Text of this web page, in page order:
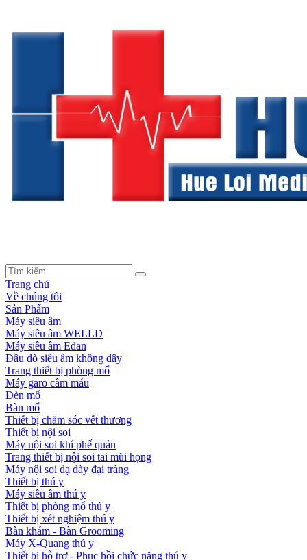
Trang chủ
Về chúng tôi
Sản Phẩm
Máy siêu âm
Máy siêu âm WELLD
Máy siêu âm Edan
Đầu dò siêu âm không dây
Trang thiết bị phòng mổ
Máy garo cầm máu
Đèn mổ
Bàn mổ
Thiết bị chăm sóc vết thương
Thiết bị nội soi
Máy nội soi khí phế quản
Trang thiết bị nội soi tai mũi họng
Máy nội soi dạ dày đại tràng
Thiết bị thú y
Máy siêu âm thú y
Thiết bị phòng mổ thú y
Thiết bị xét nghiệm thú y
Bàn khám - Bàn Grooming
Máy X-Quang thú y
Thiết bị hỗ trợ - Phục hồi chức năng thú y